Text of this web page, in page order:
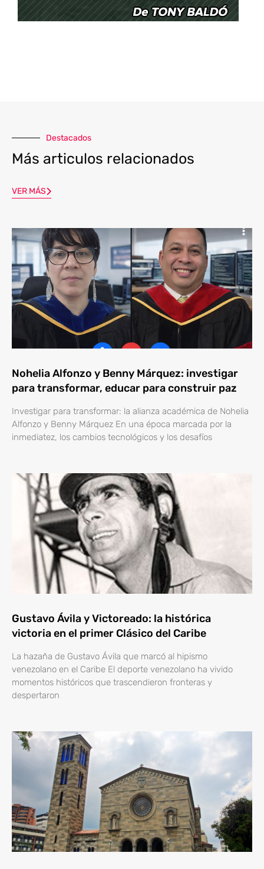
Destacados
Más articulos relacionados
VER MÁS
Nohelia Alfonzo y Benny Márquez: investigar
para transformar, educar para construir paz
Investigar para transformar: la alianza académica de Nohelia
Alfonzo y Benny Márquez En una época marcada por la
inmediatez, los cambios tecnológicos y los desafíos
Gustavo Ávila y Victoreado: la histórica
victoria en el primer Clásico del Caribe
La hazaña de Gustavo Ávila que marcó al hipismo
venezolano en el Caribe El deporte venezolano ha vivido
momentos históricos que trascendieron fronteras y
despertaron